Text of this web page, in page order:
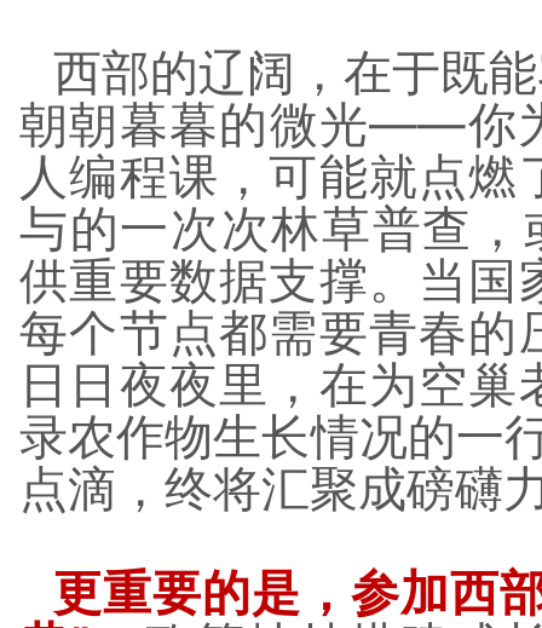
西部的辽阔，在于既
朝朝暮暮的微光——你
人编程课，可能就点
与的一次次林草普查，
供重要数据支撑。当国
每个节点都需要青春的
日日夜夜里，在为空
录农作物生长情况的一
点滴，终将汇聚成磅礴
更重要的是，参加西